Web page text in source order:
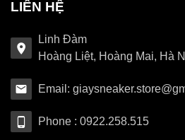
LIÊN HỆ
Linh Đàm
Hoàng Liệt, Hoàng Mai, Hà
Email:
Phone : 0922.258.515